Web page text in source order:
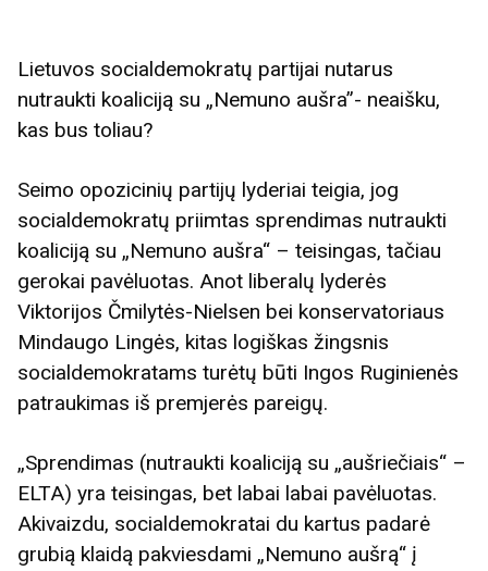
Lietuvos socialdemokratų partijai nutarus
nutraukti koaliciją su „Nemuno aušra”- neaišku,
kas bus toliau?
Seimo opozicinių partijų lyderiai teigia, jog
socialdemokratų priimtas sprendimas nutraukti
koaliciją su „Nemuno aušra“ – teisingas, tačiau
gerokai pavėluotas. Anot liberalų lyderės
Viktorijos Čmilytės-Nielsen bei konservatoriaus
Mindaugo Lingės, kitas logiškas žingsnis
socialdemokratams turėtų būti Ingos Ruginienės
patraukimas iš premjerės pareigų.
„Sprendimas (nutraukti koaliciją su „aušriečiais“ –
ELTA) yra teisingas, bet labai labai pavėluotas.
Akivaizdu, socialdemokratai du kartus padarė
grubią klaidą pakviesdami „Nemuno aušrą“ į